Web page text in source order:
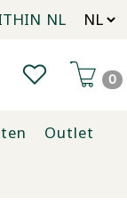
NL
0
Outlet